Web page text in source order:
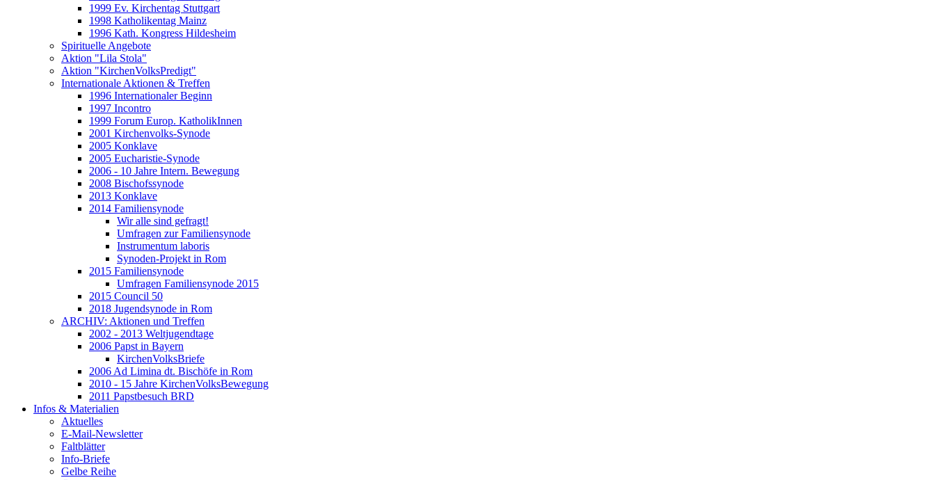
1999 Ev. Kirchentag Stuttgart
1998 Katholikentag Mainz
1996 Kath. Kongress Hildesheim
Spirituelle Angebote
Aktion "Lila Stola"
Aktion "KirchenVolksPredigt"
Internationale Aktionen & Treffen
1996 Internationaler Beginn
1997 Incontro
1999 Forum Europ. KatholikInnen
2001 Kirchenvolks-Synode
2005 Konklave
2005 Eucharistie-Synode
2006 - 10 Jahre Intern. Bewegung
2008 Bischofssynode
2013 Konklave
2014 Familiensynode
Wir alle sind gefragt!
Umfragen zur Familiensynode
Instrumentum laboris
Synoden-Projekt in Rom
2015 Familiensynode
Umfragen Familiensynode 2015
2015 Council 50
2018 Jugendsynode in Rom
ARCHIV: Aktionen und Treffen
2002 - 2013 Weltjugendtage
2006 Papst in Bayern
KirchenVolksBriefe
2006 Ad Limina dt. Bischöfe in Rom
2010 - 15 Jahre KirchenVolksBewegung
2011 Papstbesuch BRD
Infos & Materialien
Aktuelles
E-Mail-Newsletter
Faltblätter
Info-Briefe
Gelbe Reihe